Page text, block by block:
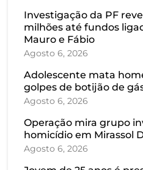
Investigação da PF
milhões até fundos
Mauro e Fábio
Agosto 6, 2026
Adolescente mata
golpes de botijão de
Agosto 6, 2026
Operação mira grupo
homicídio em Mirassol
Agosto 6, 2026